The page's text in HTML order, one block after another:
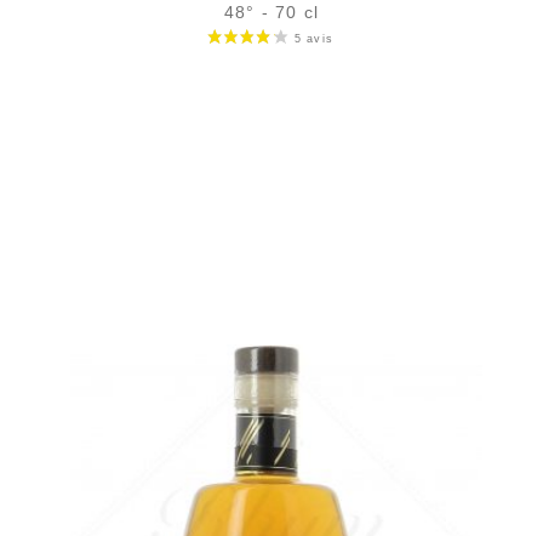
48° - 70 cl